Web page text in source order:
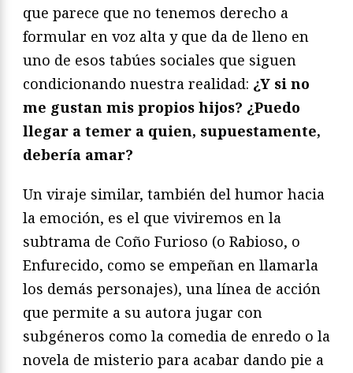
que parece que no tenemos derecho a
formular en voz alta y que da de lleno en
uno de esos tabúes sociales que siguen
condicionando nuestra realidad: ¿Y si no
me gustan mis propios hijos? ¿Puedo
llegar a temer a quien, supuestamente,
debería amar?
Un viraje similar, también del humor hacia
la emoción, es el que viviremos en la
subtrama de Coño Furioso (o Rabioso, o
Enfurecido, como se empeñan en llamarla
los demás personajes), una línea de acción
que permite a su autora jugar con
subgéneros como la comedia de enredo o la
novela de misterio para acabar dando pie a